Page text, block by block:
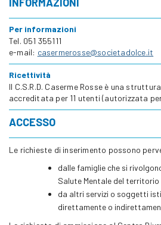
Per informazioni
Tel. 051 355111
e-mail: casermerosse@societadolce.it
Ricettività
Il C.S.R.D. Caserme Rosse è una
accreditata per 11 utenti (autorizzata
ACCESSO
Le richieste di inserimento possono
dalle famiglie che si
Salute Mentale del
da altri servizi o soggetti
direttamente o